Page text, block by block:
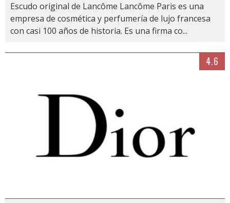
Escudo original de Lancôme Lancôme Paris es una
empresa de cosmética y perfumería de lujo francesa
con casi 100 años de historia. Es una firma co...
4.6